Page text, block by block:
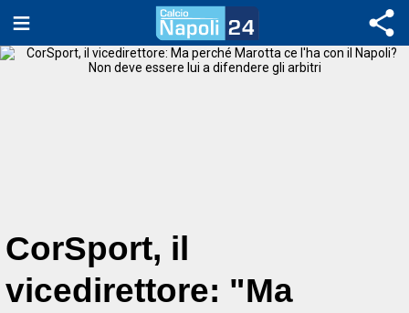
CorSport, il
vicedirettore: "Ma